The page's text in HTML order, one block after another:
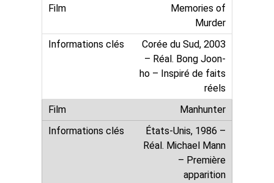
Memories of
Murder
Corée du Sud, 2003
– Réal. Bong Joon-
ho – Inspiré de faits
réels
Manhunter
États-Unis, 1986 –
Réal. Michael Mann
– Première
apparition